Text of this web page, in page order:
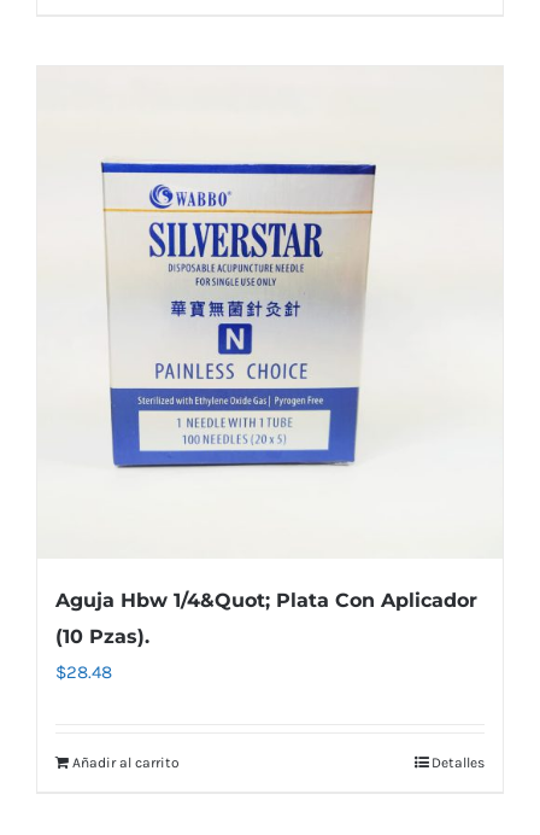
Aguja Hbw 1/4&Quot; Plata Con Aplicador
(10 Pzas).
$28.48
Añadir al carrito Detalles